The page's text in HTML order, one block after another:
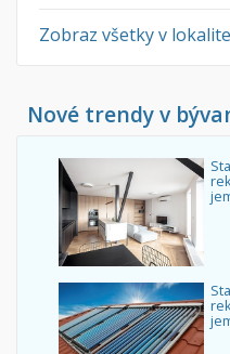
Zobraz všetky v
Nové trendy v